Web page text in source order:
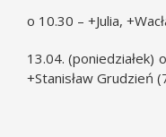
o 10.30 – +Julia,
13.04. (poniedziałek)
+Stanisław Grudzień